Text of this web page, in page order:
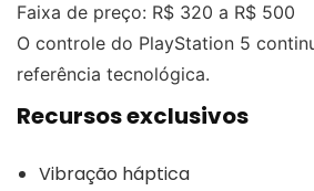
Faixa de preço: R$ 320 a R$ 500
O controle do PlayStation 5
referência tecnológica.
Recursos exclusivos
Vibração háptica